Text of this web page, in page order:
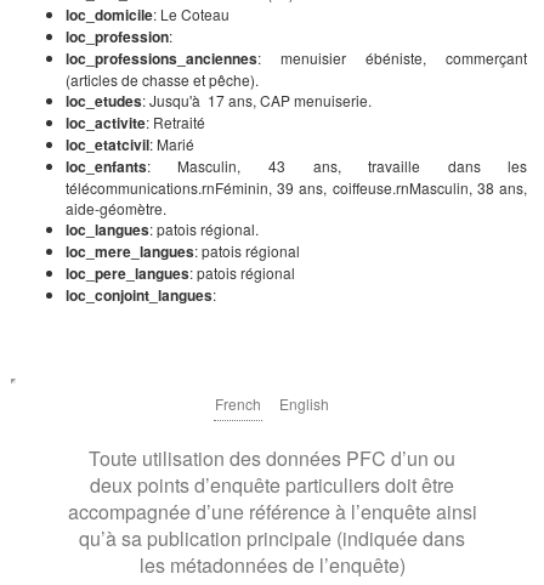
loc_domicile: Le Coteau
loc_profession:
loc_professions_anciennes: menuisier ébéniste, commerçant
(articles de chasse et pêche).
loc_etudes: Jusqu'à 17 ans, CAP menuiserie.
loc_activite: Retraité
loc_etatcivil: Marié
loc_enfants: Masculin, 43 ans, travaille dans les
télécommunications.rnFéminin, 39 ans, coiffeuse.rnMasculin, 38 ans,
aide-géomètre.
loc_langues: patois régional.
loc_mere_langues: patois régional
loc_pere_langues: patois régional
loc_conjoint_langues:
French English
Toute utilisation des données PFC d’un ou
deux points d’enquête particuliers doit être
accompagnée d’une référence à l’enquête ainsi
qu’à sa publication principale (indiquée dans
les métadonnées de l’enquête)